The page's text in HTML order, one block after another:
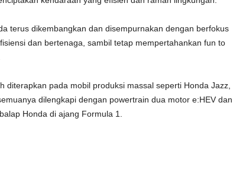
terus dikembangkan dan disempurnakan dengan berfokus
dan bertenaga, sambil tetap mempertahankan fun to
diterapkan pada mobil produksi massal seperti Honda Jazz,
dilengkapi dengan powertrain dua motor e:HEV dan
Honda di ajang Formula 1.